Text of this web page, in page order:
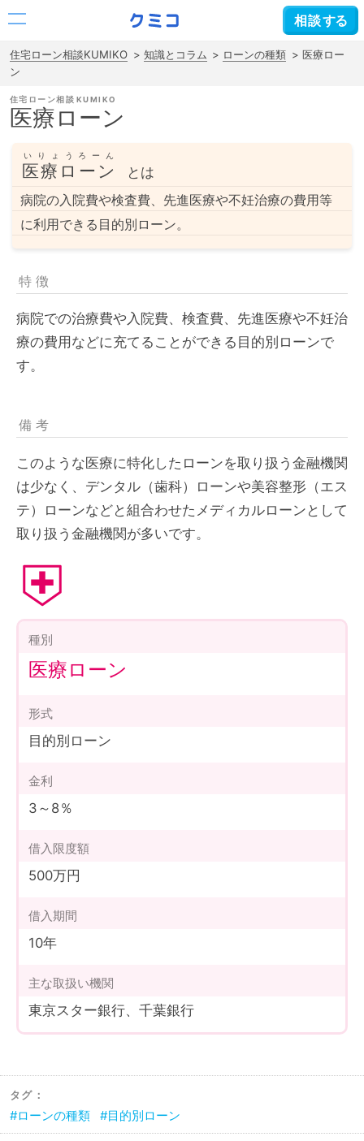
住宅ローン相談KUMIKO 知識とコラム ローンの種類
医療ロー
ン
住宅ローン相談
医療ローン
医療ローン
いりょうろーん
とは
病院の入院費や検査費、先進医療や不妊治療の費用等
に利用できる目的別ローン。
特徴
病院での治療費や入院費、検査費、先進医療や不妊治
療の費用などに充てることができる目的別ローンで
す。
備考
このような医療に特化したローンを取り扱う金融機関
は少なく、デンタル（歯科）ローンや美容整形（エス
テ）ローンなどと組合わせたメディカルローンとして
取り扱う金融機関が多いです。
種別
医療ローン
形式
目的別ローン
金利
3～8％
借入限度額
500万円
借入期間
10年
主な取扱い機関
東京スター銀行、千葉銀行
タグ：
ローンの種類 目的別ローン
相談する